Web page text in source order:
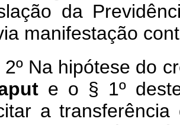
da
manifestação
2º Na hipótese do
e o § 1º
a